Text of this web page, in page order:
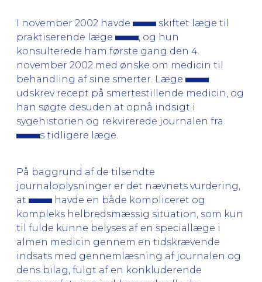
I november 2002 havde
skiftet læge til
praktiserende læge
, og hun
konsulterede ham første gang den 4.
november 2002 med ønske om medicin til
behandling af sine smerter. Læge
udskrev recept på smertestillende medicin, og
han søgte desuden at opnå indsigt i
sygehistorien og rekvirerede journalen fra
s tidligere læge.
På baggrund af de tilsendte
journaloplysninger er det nævnets vurdering,
at
havde en både kompliceret og
kompleks helbredsmæssig situation, som kun
til fulde kunne belyses af en speciallæge i
almen medicin gennem en tidskrævende
indsats med gennemlæsning af journalen og
dens bilag, fulgt af en konkluderende